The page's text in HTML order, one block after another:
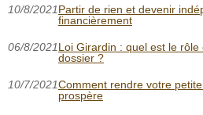
10/8/2021Partir de rien et devenir
financièrement
06/8/2021Loi Girardin : quel est le
dossier ?
10/7/2021Comment rendre votre
prospère